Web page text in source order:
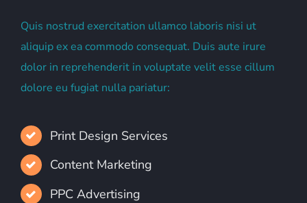
Quis nostrud exercitation ullamco laboris nisi ut
aliquip ex ea commodo consequat. Duis aute irure
dolor in reprehenderit in voluptate velit esse cillum
dolore eu fugiat nulla pariatur:
Print Design Services
Content Marketing
PPC Advertising